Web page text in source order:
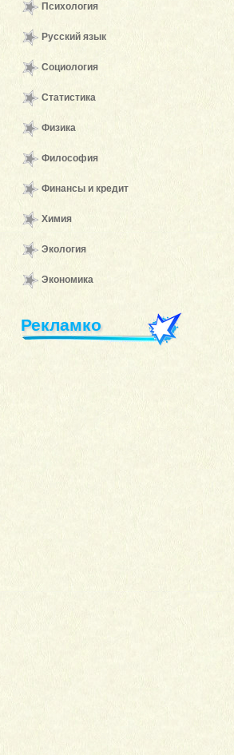
Психология
Русский язык
Социология
Статистика
Физика
Философия
Финансы и кредит
Химия
Экология
Экономика
Рекламко